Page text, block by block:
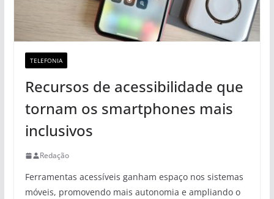
TELEFONIA
Recursos de acessibilidade que
tornam os smartphones mais
inclusivos
Redação
Ferramentas acessíveis ganham espaço nos sistemas
móveis, promovendo mais autonomia e ampliando o